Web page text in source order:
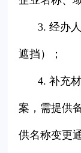
3. 经办
遮挡）；
4. 补充
案，需提供
供名称变更